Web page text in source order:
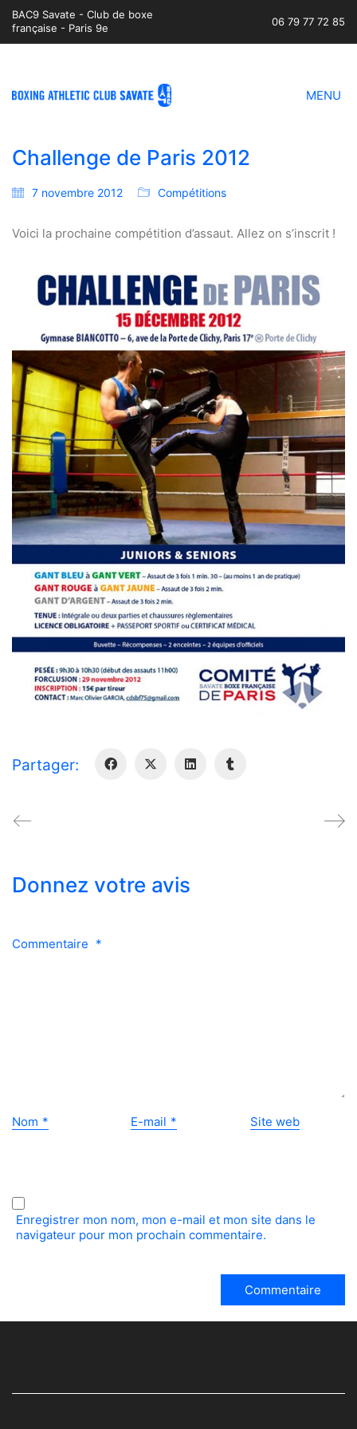
BAC9 Savate - Club de boxe
française - Paris 9e
06 79 77 72 85
MENU
Challenge de Paris 2012
7 novembre 2012 Compétitions
Voici la prochaine compétition d’assaut. Allez on s’inscrit !
Partager:
Donnez votre avis
Commentaire *
Nom * E-mail * Site web
Enregistrer mon nom, mon e-mail et mon site dans le
navigateur pour mon prochain commentaire.